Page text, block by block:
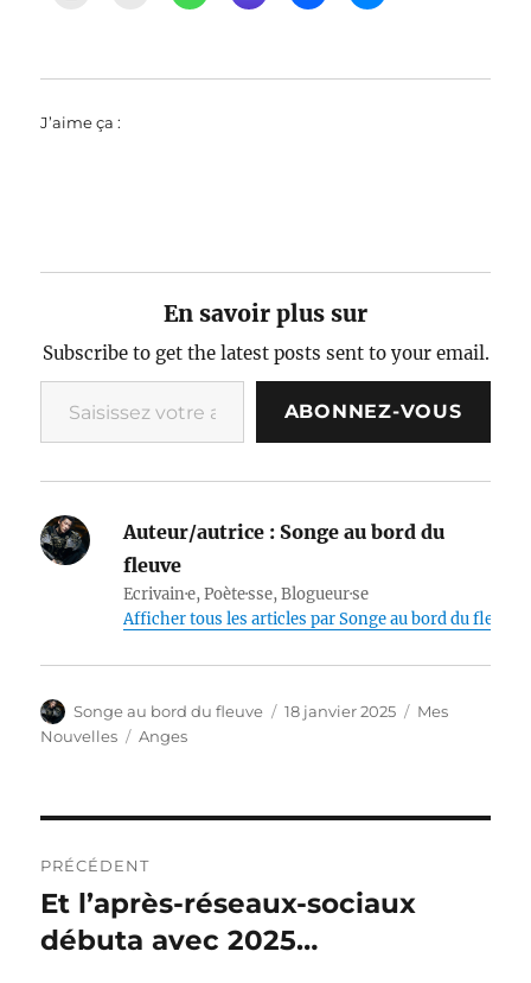
J’aime ça :
En savoir plus sur
Subscribe to get the latest posts sent to your email.
Saisissez votre adresse e-mail…
ABONNEZ-VOUS
Auteur/autrice : Songe au bord du
fleuve
Ecrivain·e, Poète·sse, Blogueur·se
Afficher tous les articles par Songe au bord du fleuve
Auteur
Songe au bord du fleuve
Publié
18 janvier 2025 Catégories
Mes
Nouvelles
Étiquettes
Anges
de
l’article
PRÉCÉDENT
Publication
précédente :
Et l’après-réseaux-sociaux
débuta avec 2025…